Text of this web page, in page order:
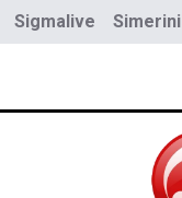
Sigmalive Simerini